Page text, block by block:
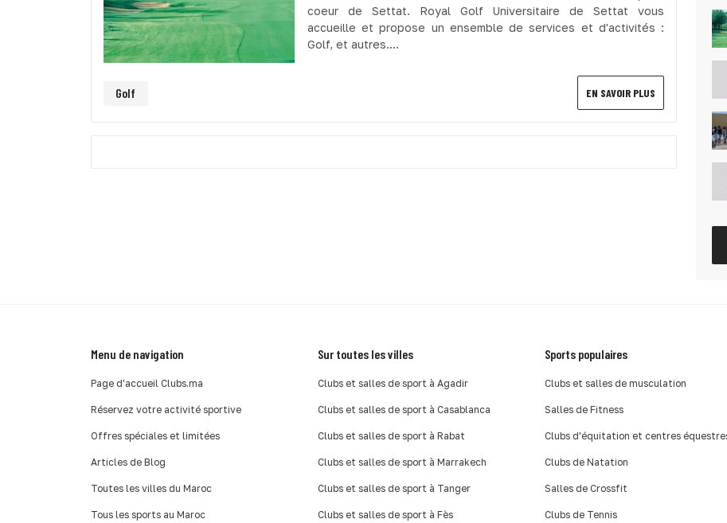
coeur de Settat. Royal Golf Universitaire de Settat vous
accueille et propose un ensemble de services et d'activités :
Golf, et autres....
Golf EN SAVOIR PLUS
Menu de navigation
Page d'accueil Clubs.ma
Réservez votre activité sportive
Offres spéciales et limitées
Articles de Blog
Toutes les villes du Maroc
Tous les sports au Maroc
Sur toutes les villes
Clubs et salles de sport à Agadir
Clubs et salles de sport à Casablanca
Clubs et salles de sport à Rabat
Clubs et salles de sport à Marrakech
Clubs et salles de sport à Tanger
Clubs et salles de sport à Fès
Sports populaires
Clubs et salles de musculation
Salles de Fitness
Clubs d'équitation et centres
Clubs de Natation
Salles de Crossfit
Clubs de Tennis